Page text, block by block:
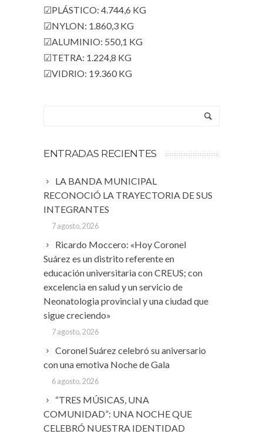
☑PLÁSTICO: 4.744,6 KG
☑NYLON: 1.860,3 KG
☑ALUMINIO: 550,1 KG
☑TETRA: 1.224,8 KG
☑VIDRIO: 19.360 KG
ENTRADAS RECIENTES
LA BANDA MUNICIPAL
RECONOCIÓ LA TRAYECTORIA DE SUS
INTEGRANTES
7 agosto, 2026
Ricardo Moccero: «Hoy Coronel
Suárez es un distrito referente en
educación universitaria con CREUS; con
excelencia en salud y un servicio de
Neonatologia provincial y una ciudad que
sigue creciendo»
7 agosto, 2026
Coronel Suárez celebró su aniversario
con una emotiva Noche de Gala
6 agosto, 2026
“TRES MÚSICAS, UNA
COMUNIDAD”: UNA NOCHE QUE
CELEBRÓ NUESTRA IDENTIDAD